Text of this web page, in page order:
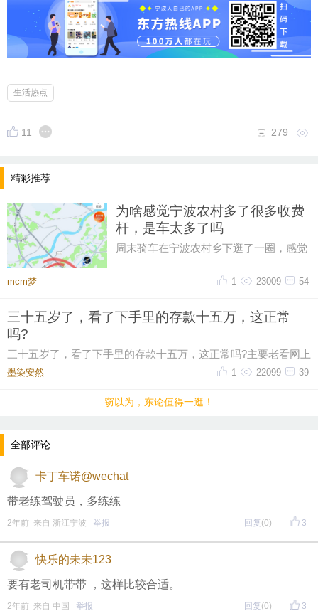
小编先来：
新手司机刚拿驾照不敢开车上路，总是怕这怕那，大
家当时考驾照后都是靠什么方法让自己快速适应开车
提示：回复之后就能看到红包，点击下方“开”即可领
取红包~
晚8点红包规则看这里
• 福利时间
每晚20:00准时开始！（
红包帖分享此帖至朋友圈或好友，有机会获得更多红
包。
• 参与方式
一、评论主题内容即可领取红包！
生活热点
11 279
精彩推荐
为啥感觉宁波农村多了很多收费
杆，是车太多了吗
周末骑车在宁波农村乡下逛了一圈，感觉
了，感觉几乎每个村头都有收费杆
mcm梦 54
23009
1
三十五岁了，看了下手里的存款十五万，这正常
吗?
三十五岁了，看了下手里的存款十五万，这正常吗?主要老看网上
有人说这个年纪起码五十万起步，我身边有些朋
墨染安然ゝ 39
22099
1
窃以为，东论值得一逛！
全部评论
卡丁车诺@wechat
带老练驾驶员，多练练
3
2年前 来自 浙江宁波 举报 回复 (0)
快乐的未未123
要有老司机带带 ，这样比较合适。
3
2年前 来自 中国 举报 回复 (0)